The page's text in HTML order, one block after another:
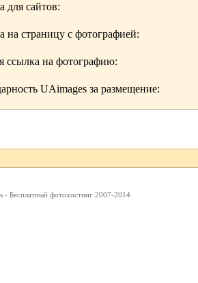
для сайтов:
на страницу с фотографией:
ссылка на фотографию:
UAimages за размещение:
- Бесплатный фотохостинг 2007-2014